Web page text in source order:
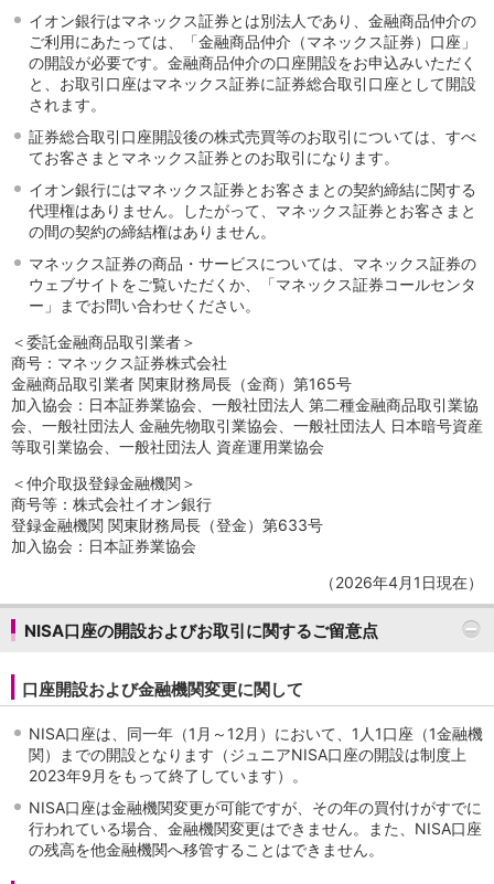
イオン銀行はマネックス証券とは別法人であり、金融商品仲介の
ご利用にあたっては、「金融商品仲介（マネックス証券）口座」
の開設が必要です。金融商品仲介の口座開設をお申込みいただく
と、お取引口座はマネックス証券に証券総合取引口座として開設
されます。
証券総合取引口座開設後の株式売買等のお取引については、すべ
てお客さまとマネックス証券とのお取引になります。
イオン銀行にはマネックス証券とお客さまとの契約締結に関する
代理権はありません。したがって、マネックス証券とお客さまと
の間の契約の締結権はありません。
マネックス証券の商品・サービスについては、マネックス証券の
ウェブサイトをご覧いただくか、「マネックス証券コールセンタ
ー」までお問い合わせください。
＜委託金融商品取引業者＞
商号：マネックス証券株式会社
金融商品取引業者 関東財務局長（金商）第165号
加入協会：日本証券業協会、一般社団法人 第二種金融商品取引業協
会、一般社団法人 金融先物取引業協会、一般社団法人 日本暗号資産
等取引業協会、一般社団法人 資産運用業協会
＜仲介取扱登録金融機関＞
商号等：株式会社イオン銀行
登録金融機関 関東財務局長（登金）第633号
加入協会：日本証券業協会
（2026年4月1日現在）
NISA口座の開設およびお取引に関するご留意点
口座開設および金融機関変更に関して
NISA口座は、同一年（1月～12月）において、1人1口座（1金融機
関）までの開設となります（ジュニアNISA口座の開設は制度上
2023年9月をもって終了しています）。
NISA口座は金融機関変更が可能ですが、その年の買付けがすでに
行われている場合、金融機関変更はできません。また、NISA口座
の残高を他金融機関へ移管することはできません。